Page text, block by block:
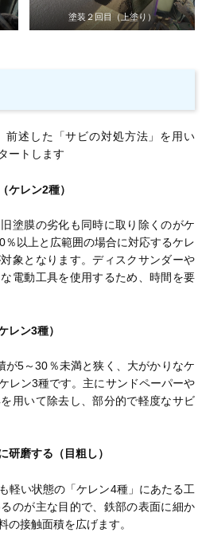
塗装２回目（上塗り）
前述した「サビの対処方法」を用い
ートします
ケレン2種）
塗膜の劣化も同時に取り除くのがケ
％以上と広範囲の場合に対応するケレ
象となります。ディスクサンダーや
電動工具を使用するため、時間を要
レン3種）
が5～30％未満と狭く、大がかりなケ
レン3種です。主にサンドペーパーや
用いて除去し、部分的で軽度なサビ
研磨する（目粗し）
軽い状態の「ケレン4種」にあたる工
のが主な目的で、鉄部の表面に細か
の接触面積を広げます。